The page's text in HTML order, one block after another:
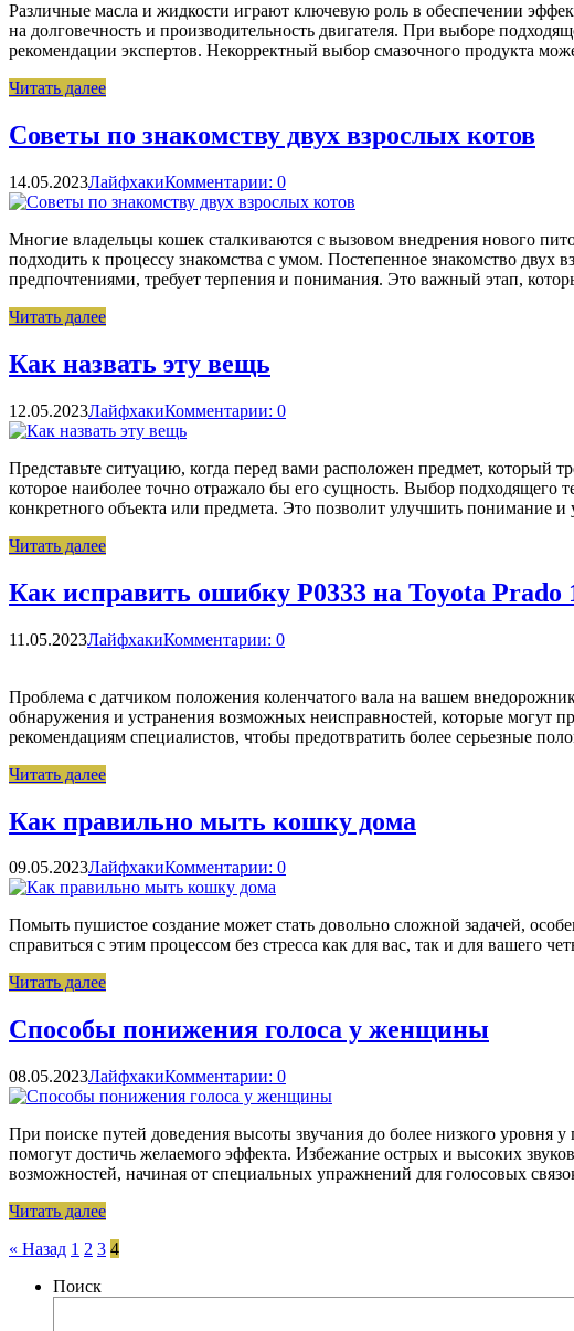
Различные масла и жидкости играют ключевую роль в обеспечении
на долговечность и производительность двигателя. При выборе
рекомендации экспертов. Некорректный выбор смазочного продукта
Читать далее
Советы по знакомству двух взрослых котов
14.05.2023ЛайфхакиКомментарии: 0
Многие владельцы кошек сталкиваются с вызовом внедрения нового
подходить к процессу знакомства с умом. Постепенное знакомство
предпочтениями, требует терпения и понимания. Это важный этап,
Читать далее
Как назвать эту вещь
12.05.2023ЛайфхакиКомментарии: 0
Представьте ситуацию, когда перед вами расположен предмет, который
которое наиболее точно отражало бы его сущность. Выбор
конкретного объекта или предмета. Это позволит улучшить понимание и
Читать далее
Как исправить ошибку P0333 на Toyota Prado
11.05.2023ЛайфхакиКомментарии: 0
Проблема с датчиком положения коленчатого вала на вашем
обнаружения и устранения возможных неисправностей, которые могут
рекомендациям специалистов, чтобы предотвратить более серьезные
Читать далее
Как правильно мыть кошку дома
09.05.2023ЛайфхакиКомментарии: 0
Помыть пушистое создание может стать довольно сложной задачей,
справиться с этим процессом без стресса как для вас, так и для
Читать далее
Способы понижения голоса у женщины
08.05.2023ЛайфхакиКомментарии: 0
При поиске путей доведения высоты звучания до более низкого уровня
помогут достичь желаемого эффекта. Избежание острых и высоких
возможностей, начиная от специальных упражнений для голосовых
Читать далее
Навигация
по
« Назад 1 2 3 4
Поиск